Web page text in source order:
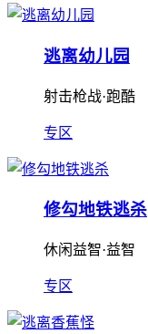
逃离幼儿园
射击枪战·跑酷
专区
修勾地铁逃杀
休闲益智·益智
专区